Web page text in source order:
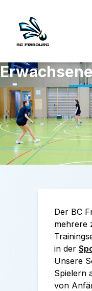
Der BC
mehrere
in der
Unsere
Spielern
von